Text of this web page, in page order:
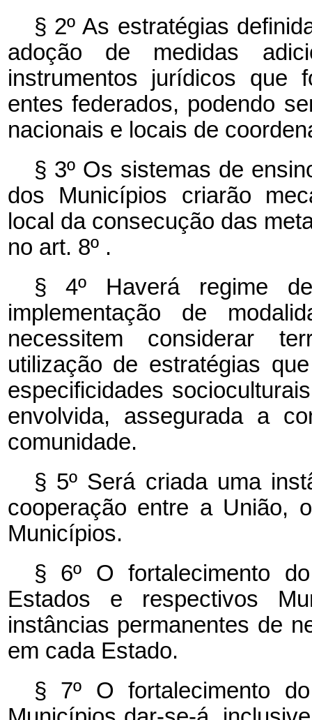
§ 2º As estratégias
adoção de medidas
instrumentos jurídicos que
entes federados, podendo
nacionais e locais de
§ 3º Os sistemas de
dos Municípios criarão
local da consecução das
no art. 8º .
§ 4º Haverá regime
implementação de
necessitem considerar
utilização de estratégias
especificidades
envolvida, assegurada a
comunidade.
§ 5º Será criada uma
cooperação entre a União,
Municípios.
§ 6º O fortalecimento
Estados e respectivos
instâncias permanentes de
em cada Estado.
§ 7º O fortalecimento